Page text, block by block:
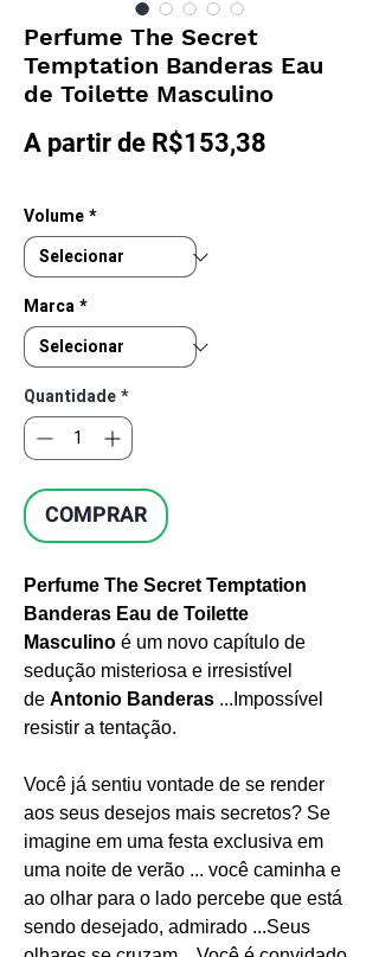
Perfume The Secret
Temptation Banderas Eau
de Toilette Masculino
A partir de R$153,38
Volume*
Marca*
Quantidade*
COMPRAR
Perfume The Secret Temptation
Banderas Eau de Toilette
Masculino é um novo capítulo de
sedução misteriosa e irresistível
de Antonio Banderas ...Impossível
resistir a tentação.
Você já sentiu vontade de se render
aos seus desejos mais secretos? Se
imagine em uma festa exclusiva em
uma noite de verão ... você caminha e
ao olhar para o lado percebe que está
sendo desejado, admirado ...Seus